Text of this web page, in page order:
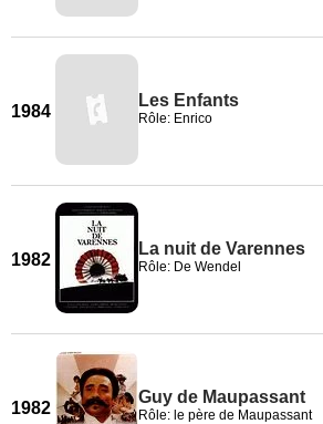
1984
Les Enfants
Rôle: Enrico
1982
La nuit de Varennes
Rôle: De Wendel
1982
Guy de Maupassant
Rôle: le père de Maupassant